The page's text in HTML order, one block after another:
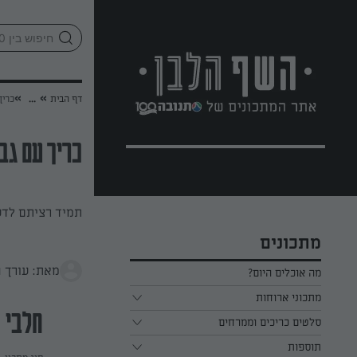
מתכונים
מה אוכלים היום?
מתכוני ארוחות
ארוחת בוקר
ארוחת צהריים
סלטים כריכים וממרחים
כל הסלטים כריכים וממרחים
תוספות
דף הבית »
...
»
כריך עם
תמיד רציתם
מאת: עורך
חלבי